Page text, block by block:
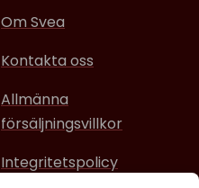
Om Svea
Kontakta oss
Allmänna
försäljningsvillkor
Integritetspolicy